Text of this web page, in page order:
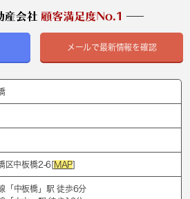
メールで最新情報を確認
区中板橋2-6[MAP]
「 中板橋」駅 徒歩6分